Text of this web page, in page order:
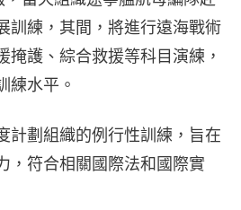
訓練，其間，將進行遠海戰術
掩護、綜合救援等科目演練，
練水平。
計劃組織的例行性訓練，旨在
，符合相關國際法和國際實